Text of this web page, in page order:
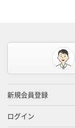
新規会員登録
ログイン